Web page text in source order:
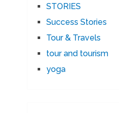
STORIES
Success Stories
Tour & Travels
tour and tourism
yoga